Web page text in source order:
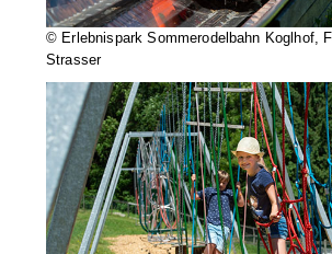
© Erlebnispark Sommerodelbahn Koglhof,
Strasser